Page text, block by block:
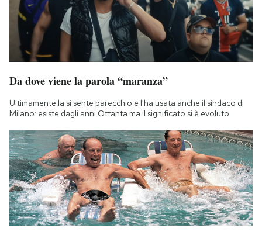
Da dove viene la parola “maranza”
Ultimamente la si sente parecchio e l'ha usata anche il sindaco di
Milano: esiste dagli anni Ottanta ma il significato si è evoluto